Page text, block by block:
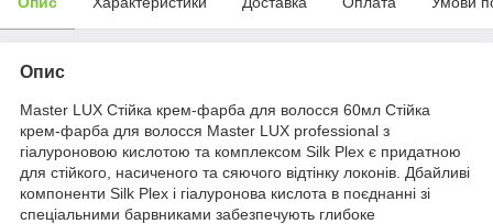
Опис
Master LUX Стійка крем-фарба для волосся 60мл Стійка
крем-фарба для волосся Master LUX professional з
гіалуроновою кислотою та комплексом Silk Plex є придатною
для стійкого, насиченого та сяючого відтінку локонів. Дбайливі
компоненти Silk Plex і гіалуронова кислота в поєднанні зі
спеціальними барвниками забезпечують глибоке